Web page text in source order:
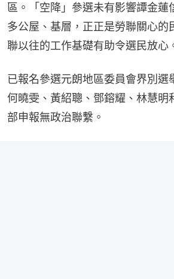
區。「空降」參選未有影響譚金蓮
多公屋、基層，正正是勞聯關心的
聯以往的工作基礎有助令選民放心
已報名參選元朗地區委員會界別選
何曉雯、黃紹聰、鄧鎔耀、林慧明
部申報無政治聯繫。